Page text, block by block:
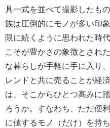
具一式を並べて撮影したも
族は圧倒的にモノが多い印
限に続くように思われた時
こそが豊かさの象徴とされ
な暮らしが手軽に手に入り
レンドと共に売ることが経
は、そこからひとつ高みに
ろうか。すなわち、ただ便
に値するモノ（だけ）を持